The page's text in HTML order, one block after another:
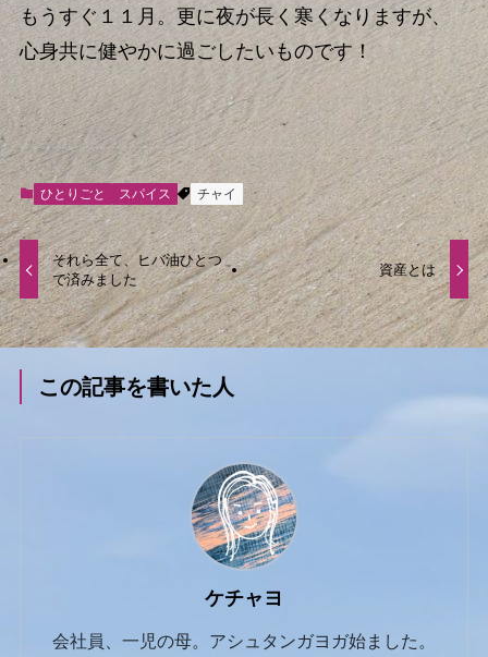
もうすぐ１１月。更に夜が長く寒くなりますが、
心身共に健やかに過ごしたいものです！
ひとりごと スパイス チャイ
それら全て、ヒバ油ひとつ
で済みました
資産とは
この記事を書いた人
ケチャヨ
会社員、一児の母。アシュタンガヨガ始ました。